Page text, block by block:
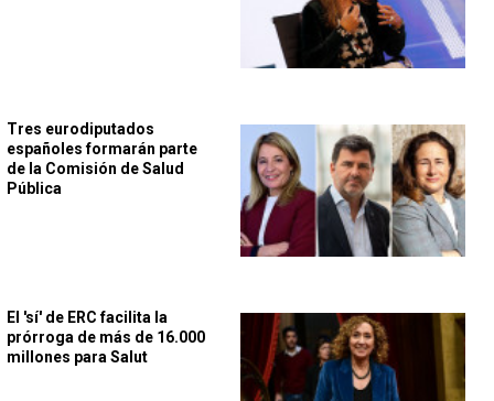
Tres eurodiputados
españoles formarán parte
de la Comisión de Salud
Pública
El 'sí' de ERC facilita la
prórroga de más de 16.000
millones para Salut